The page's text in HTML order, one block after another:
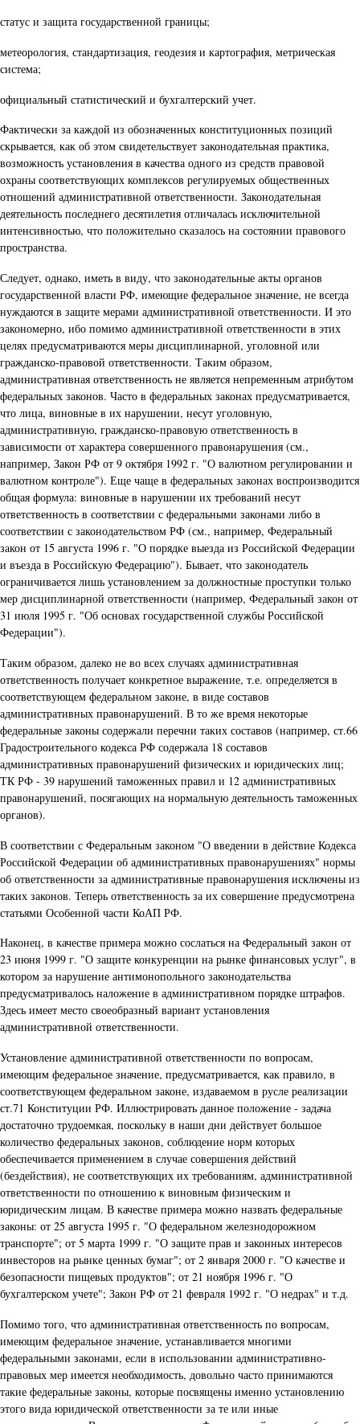
статус и защита государственной границы;
метеорология, стандартизация, геодезия и картография, метрическая
система;
официальный статистический и бухгалтерский учет.
Фактически за каждой из обозначенных конституционных позиций
скрывается, как об этом свидетельствует законодательная практика,
возможность установления в качества одного из средств правовой
охраны соответствующих комплексов регулируемых общественных
отношений административной ответственности. Законодательная
деятельность последнего десятилетия отличалась исключительной
интенсивностью, что положительно сказалось на состоянии правового
пространства.
Следует, однако, иметь в виду, что законодательные акты органов
государственной власти РФ, имеющие федеральное значение, не всегда
нуждаются в защите мерами административной ответственности. И это
закономерно, ибо помимо административной ответственности в этих
целях предусматриваются меры дисциплинарной, уголовной или
гражданско-правовой ответственности. Таким образом,
административная ответственность не является непременным атрибутом
федеральных законов. Часто в федеральных законах предусматривается,
что лица, виновные в их нарушении, несут уголовную,
административную, гражданско-правовую ответственность в
зависимости от характера совершенного правонарушения (см.,
например, Закон РФ от 9 октября 1992 г. "О валютном регулировании и
валютном контроле"). Еще чаще в федеральных законах воспроизводится
общая формула: виновные в нарушении их требований несут
ответственность в соответствии с федеральными законами либо в
соответствии с законодательством РФ (см., например, Федеральный
закон от 15 августа 1996 г. "О порядке выезда из Российской Федерации
и въезда в Российскую Федерацию"). Бывает, что законодатель
ограничивается лишь установлением за должностные проступки только
мер дисциплинарной ответственности (например, Федеральный закон от
31 июля 1995 г. "Об основах государственной службы Российской
Федерации").
Таким образом, далеко не во всех случаях административная
ответственность получает конкретное выражение, т.е. определяется в
соответствующем федеральном законе, в виде составов
административных правонарушений. В то же время некоторые
федеральные законы содержали перечни таких составов (например, ст.66
Градостроительного кодекса РФ содержала 18 составов
административных правонарушений физических и юридических лиц;
ТК РФ - 39 нарушений таможенных правил и 12 административных
правонарушений, посягающих на нормальную деятельность таможенных
органов).
В соответствии с Федеральным законом "О введении в действие Кодекса
Российской Федерации об административных правонарушениях" нормы
об ответственности за административные правонарушения исключены из
таких законов. Теперь ответственность за их совершение предусмотрена
статьями Особенной части КоАП РФ.
Наконец, в качестве примера можно сослаться на Федеральный закон от
23 июня 1999 г. "О защите конкуренции на рынке финансовых услуг", в
котором за нарушение антимонопольного законодательства
предусматривалось наложение в административном порядке штрафов.
Здесь имеет место своеобразный вариант установления
административной ответственности.
Установление административной ответственности по вопросам,
имеющим федеральное значение, предусматривается, как правило, в
соответствующем федеральном законе, издаваемом в русле реализации
ст.71 Конституции РФ. Иллюстрировать данное положение - задача
достаточно трудоемкая, поскольку в наши дни действует большое
количество федеральных законов, соблюдение норм которых
обеспечивается применением в случае совершения действий
(бездействия), не соответствующих их требованиям, административной
ответственности по отношению к виновным физическим и
юридическим лицам. В качестве примера можно назвать федеральные
законы: от 25 августа 1995 г. "О федеральном железнодорожном
транспорте"; от 5 марта 1999 г. "О защите прав и законных интересов
инвесторов на рынке ценных бумаг"; от 2 января 2000 г. "О качестве и
безопасности пищевых продуктов"; от 21 ноября 1996 г. "О
бухгалтерском учете"; Закон РФ от 21 февраля 1992 г. "О недрах" и т.д.
Помимо того, что административная ответственность по вопросам,
имеющим федеральное значение, устанавливается многими
федеральными законами, если в использовании административно-
правовых мер имеется необходимость, довольно часто принимаются
такие федеральные законы, которые посвящены именно установлению
этого вида юридической ответственности за те или иные